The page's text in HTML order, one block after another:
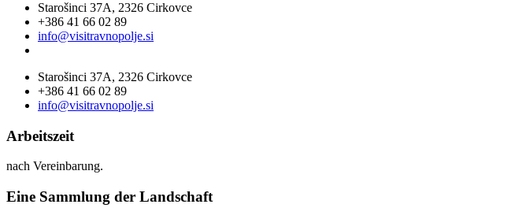
Starošinci 37A, 2326 Cirkovce
+386 41 66 02 89
info@visitravnopolje.si
Starošinci 37A, 2326 Cirkovce
+386 41 66 02 89
info@visitravnopolje.si
Arbeitszeit
nach Vereinbarung.
Eine Sammlung der Landschaft